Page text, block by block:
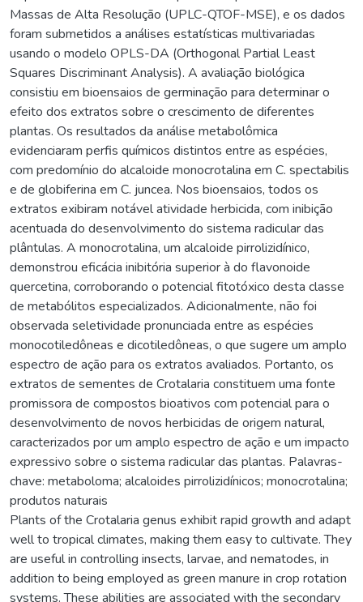
Massas de Alta Resolução (UPLC-QTOF-MSE), e os dados
foram submetidos a análises estatísticas multivariadas
usando o modelo OPLS-DA (Orthogonal Partial Least
Squares Discriminant Analysis). A avaliação biológica
consistiu em bioensaios de germinação para determinar o
efeito dos extratos sobre o crescimento de diferentes
plantas. Os resultados da análise metabolômica
evidenciaram perfis químicos distintos entre as espécies,
com predomínio do alcaloide monocrotalina em C. spectabilis
e de globiferina em C. juncea. Nos bioensaios, todos os
extratos exibiram notável atividade herbicida, com inibição
acentuada do desenvolvimento do sistema radicular das
plântulas. A monocrotalina, um alcaloide pirrolizidínico,
demonstrou eficácia inibitória superior à do flavonoide
quercetina, corroborando o potencial fitotóxico desta classe
de metabólitos especializados. Adicionalmente, não foi
observada seletividade pronunciada entre as espécies
monocotiledôneas e dicotiledôneas, o que sugere um amplo
espectro de ação para os extratos avaliados. Portanto, os
extratos de sementes de Crotalaria constituem uma fonte
promissora de compostos bioativos com potencial para o
desenvolvimento de novos herbicidas de origem natural,
caracterizados por um amplo espectro de ação e um impacto
expressivo sobre o sistema radicular das plantas. Palavras-
chave: metaboloma; alcaloides pirrolizidínicos; monocrotalina;
produtos naturais
Plants of the Crotalaria genus exhibit rapid growth and adapt
well to tropical climates, making them easy to cultivate. They
are useful in controlling insects, larvae, and nematodes, in
addition to being employed as green manure in crop rotation
systems. These abilities are associated with the secondary